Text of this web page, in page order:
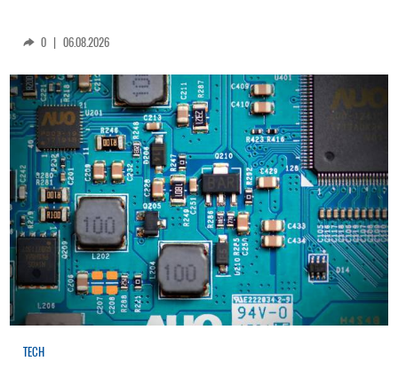
0 | 06.08.2026
TECH